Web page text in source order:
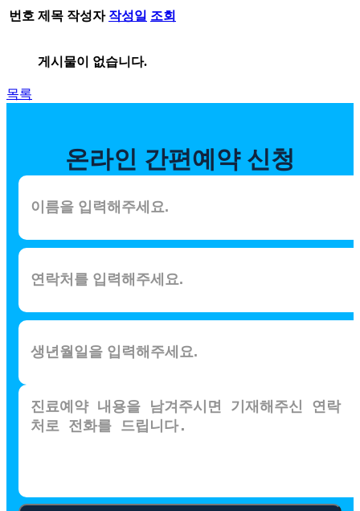
번호 제목 작성자 작성일 조회
게시물이 없습니다.
목록
온라인 간편예약 신청